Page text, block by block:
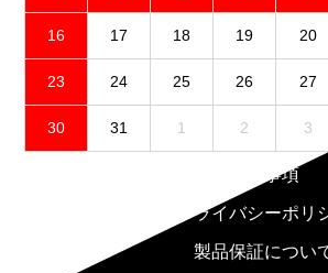
16 17 18 19 20
23 24 25 26 27
30 31 1 2 3
免責事項
プライバシーポリ
製品保証につい